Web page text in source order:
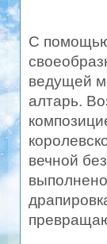
С
ведущей
алтарь.
вечной
выполнено